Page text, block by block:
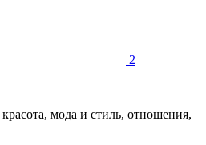
2
мода и стиль, отношения,